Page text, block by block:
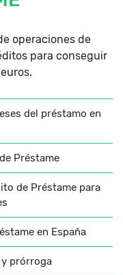
operaciones de
para conseguir
del préstamo en
Préstame
de Préstame para
en España
prórroga